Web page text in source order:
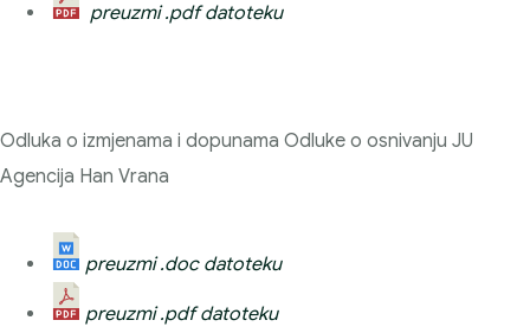
preuzmi .pdf datoteku
Odluka o izmjenama i dopunama Odluke o osnivanju JU
Agencija Han Vrana
preuzmi .doc datoteku
preuzmi .pdf datoteku